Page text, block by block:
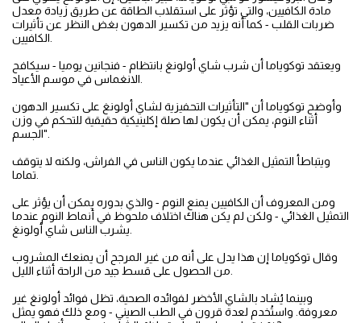
مادة الكافيين، والتي تؤثر على استقلاب الطاقة عن طريق زيادة معدل
ضربات القلب - كما أنه يزيد من تكسير الدهون بغض النظر عن تأثيرات
ويعتقد توكوياما أن شرب شاي أولونغ بانتظام - فنجانين يوميا - سيكافح
وأوضح توكوياما أن "التأثيرات التحفيزية لشاي أولونغ على تكسير الدهون
أثناء النوم، يمكن أن يكون لها صلة إكلينيكية حقيقية للتحكم في وزن
الجسم".
ويتباطأ التمثيل الغذائي عندما يكون الناس في الفراش، ولكنه لا يتوقف
ومن المعروف أن الكافيين يمنع النوم - والذي بدوره يمكن أن يؤثر على
التمثيل الغذائي - ولكن لم يكن هناك اختلاف ملحوظ في أنماط النوم عندما
وقال توكوياما إن هذا يدل على أنه من غير المرجح أن يمنعك المشروب
وبينما يُشاد بالشاي الأخضر لفوائده الصحية، تظل فوائد أولونغ غير
معروفة. واستُخدم لعدة قرون في الطب الصيني - ومع ذلك فهو يمثل